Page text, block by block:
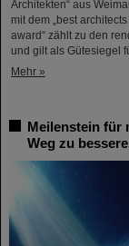
Architekten“ aus
mit dem „best
award“ zählt zu den
und gilt als Gütesiegel
Mehr »
Meilenstein für
Weg zu